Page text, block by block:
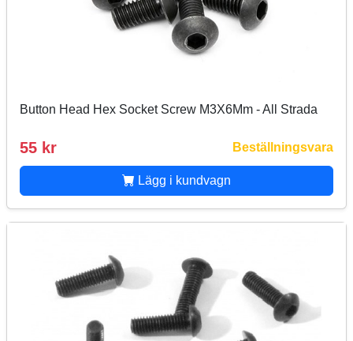
Button Head Hex Socket Screw M3X6Mm - All Strada
55 kr Beställningsvara
Lägg i kundvagn